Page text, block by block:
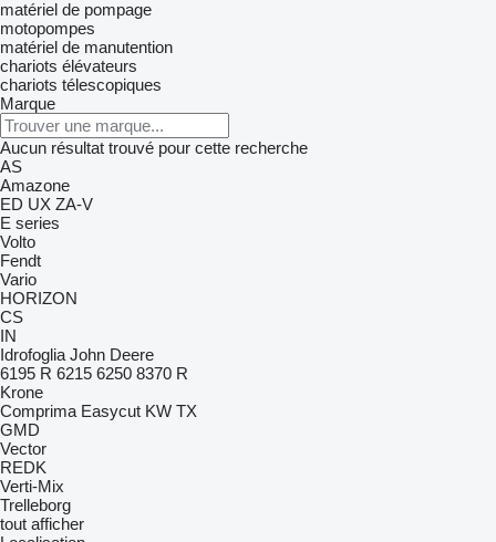
matériel de pompage
motopompes
matériel de manutention
chariots élévateurs
chariots télescopiques
Marque
Aucun résultat trouvé pour cette recherche
AS
Amazone
ED UX ZA-V
E series
Volto
Fendt
Vario
HORIZON
CS
IN
Idrofoglia John Deere
6195 R 6215 6250 8370 R
Krone
Comprima Easycut KW TX
GMD
Vector
REDK
Verti-Mix
Trelleborg
tout afficher